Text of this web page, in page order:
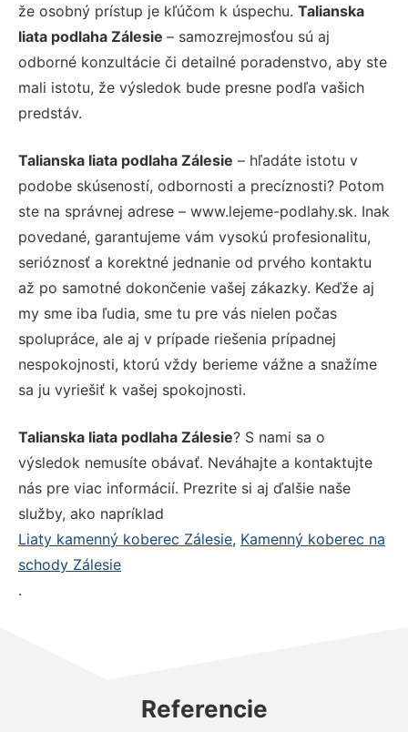
že osobný prístup je kľúčom k úspechu. Talianska
liata podlaha Zálesie – samozrejmosťou sú aj
odborné konzultácie či detailné poradenstvo, aby ste
mali istotu, že výsledok bude presne podľa vašich
predstáv.
Talianska liata podlaha Zálesie – hľadáte istotu v
podobe skúseností, odbornosti a precíznosti? Potom
ste na správnej adrese – www.lejeme-podlahy.sk. Inak
povedané, garantujeme vám vysokú profesionalitu,
serióznosť a korektné jednanie od prvého kontaktu
až po samotné dokončenie vašej zákazky. Keďže aj
my sme iba ľudia, sme tu pre vás nielen počas
spolupráce, ale aj v prípade riešenia prípadnej
nespokojnosti, ktorú vždy berieme vážne a snažíme
sa ju vyriešiť k vašej spokojnosti.
Talianska liata podlaha Zálesie? S nami sa o
výsledok nemusíte obávať. Neváhajte a kontaktujte
nás pre viac informácií. Prezrite si aj ďalšie naše
služby, ako napríklad
Liaty kamenný koberec Zálesie, Kamenný koberec na
schody Zálesie
.
Referencie